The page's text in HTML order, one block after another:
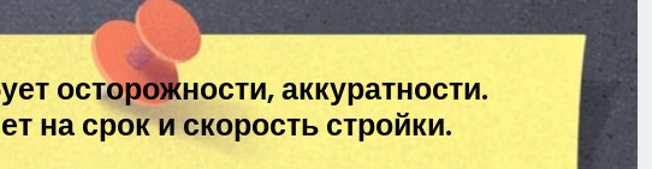
осторожности, аккуратности.
на срок и скорость стройки.